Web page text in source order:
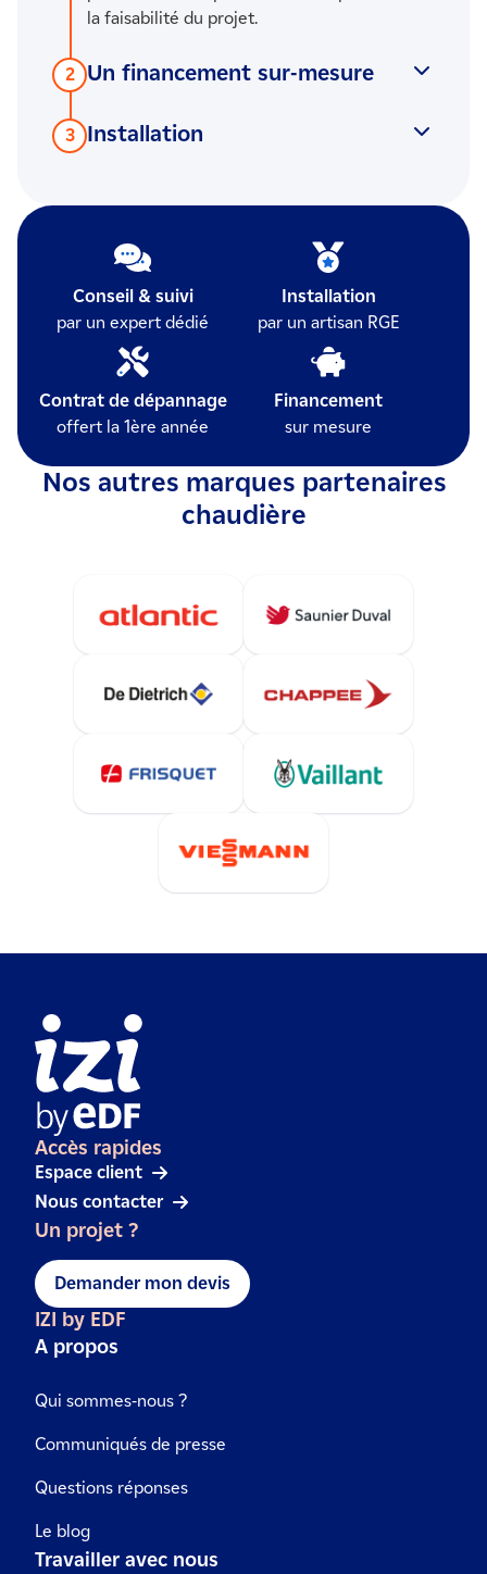
la faisabilité du projet.
2 Un financement sur-mesure
financement adaptée aux mensualités que
3 Installation
qualité et conformément aux normes en
vigueur.
Conseil & suivi
par un expert dédié
Installation
par un artisan RGE
Contrat de dépannage
offert la 1ère année
Financement
sur mesure
Nos autres marques partenaires
chaudière
Accès rapides
Espace client
Nous contacter
Un projet ?
Demander mon devis
IZI by EDF
A propos
Qui sommes-nous ?
Communiqués de presse
Questions réponses
Le blog
Travailler avec nous